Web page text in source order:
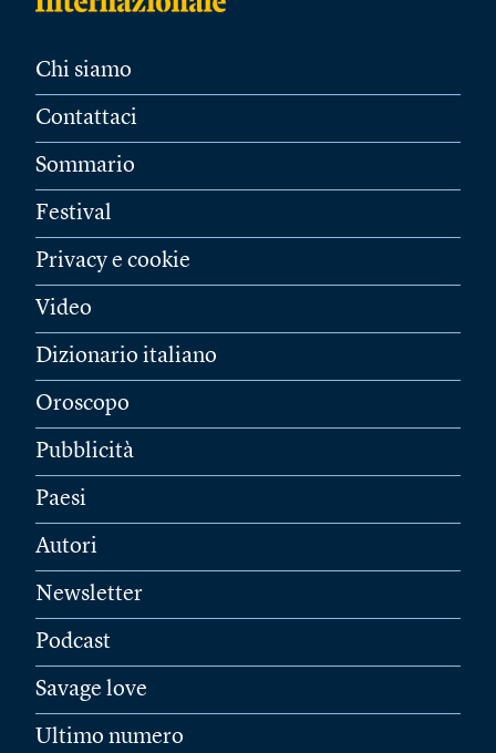
Chi siamo
Contattaci
Sommario
Festival
Privacy e cookie
Video
Dizionario italiano
Oroscopo
Pubblicità
Paesi
Autori
Newsletter
Podcast
Savage love
Ultimo numero